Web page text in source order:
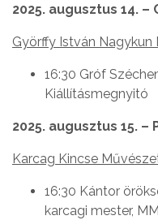
2025. augusztus 14.
Györffy István Nagykun
16:30 Gróf
Kiállításmegnyitó
2025. augusztus 15. –
Karcag Kincse
16:30 Kántor
karcagi mester,